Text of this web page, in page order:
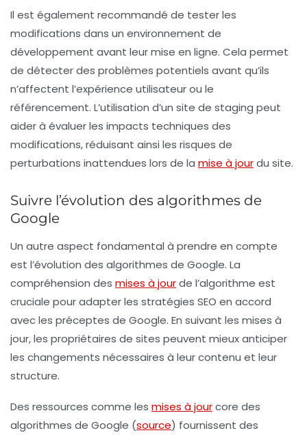
Il est également recommandé de tester les
modifications dans un environnement de
développement avant leur mise en ligne. Cela permet
de détecter des problèmes potentiels avant qu’ils
n’affectent l’expérience utilisateur ou le
référencement. L’utilisation d’un site de staging peut
aider à évaluer les impacts techniques des
modifications, réduisant ainsi les risques de
perturbations inattendues lors de la mise à jourdu site.
Suivre l’évolution des algorithmes de
Google
Un autre aspect fondamental à prendre en compte
est l’évolution des algorithmes de Google. La
compréhension des mises à jourde l’algorithme est
cruciale pour adapter les stratégies SEO en accord
avec les préceptes de Google. En suivant les mises à
jour, les propriétaires de sites peuvent mieux anticiper
les changements nécessaires à leur contenu et leur
structure.
Des ressources comme les mises à jourcore des
algorithmes de Google (source) fournissent des